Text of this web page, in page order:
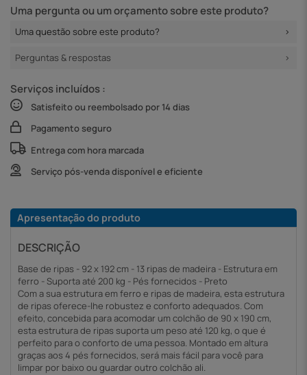
Uma pergunta ou um orçamento sobre este produto?
Uma questão sobre este produto?
Perguntas & respostas
Serviços incluídos :
Satisfeito ou reembolsado por 14 dias
Pagamento seguro
Entrega com hora marcada
Serviço pós-venda disponível e eficiente
Apresentação do produto
DESCRIÇÃO
Base de ripas - 92 x 192 cm - 13 ripas de madeira - Estrutura em
ferro - Suporta até 200 kg - Pés fornecidos - Preto
Com a sua estrutura em ferro e ripas de madeira, esta estrutura
de ripas oferece-lhe robustez e conforto adequados. Com
efeito, concebida para acomodar um colchão de 90 x 190 cm,
esta estrutura de ripas suporta um peso até 120 kg, o que é
perfeito para o conforto de uma pessoa. Montado em altura
graças aos 4 pés fornecidos, será mais fácil para você para
limpar por baixo ou guardar outro colchão ali.